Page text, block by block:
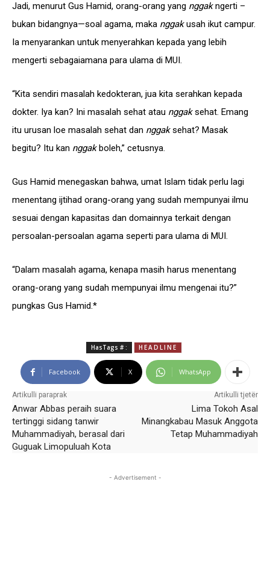
Jadi, menurut Gus Hamid, orang-orang yang nggakngerti –
bukan bidangnya—soal agama, maka nggakusah ikut campur.
Ia menyarankan untuk menyerahkan kepada yang lebih
mengerti sebagaiamana para ulama di MUI.
“Kita sendiri masalah kedokteran, jua kita serahkan kepada
dokter. Iya kan? Ini masalah sehat atau nggaksehat. Emang
itu urusan loe masalah sehat dan nggaksehat? Masak
begitu? Itu kan nggakboleh,” cetusnya.
Gus Hamid menegaskan bahwa, umat Islam tidak perlu lagi
menentang ijtihad orang-orang yang sudah mempunyai ilmu
sesuai dengan kapasitas dan domainnya terkait dengan
persoalan-persoalan agama seperti para ulama di MUI.
“Dalam masalah agama, kenapa masih harus menentang
orang-orang yang sudah mempunyai ilmu mengenai itu?”
pungkas Gus Hamid.*
HasTags # : HEADLINE
Facebook X WhatsApp
Artikulli paraprak
Anwar Abbas peraih suara
tertinggi sidang tanwir
Muhammadiyah, berasal dari
Guguak Limopuluah Kota
Artikulli tjetër
Lima Tokoh Asal
Minangkabau Masuk Anggota
Tetap Muhammadiyah
- Advertisement -